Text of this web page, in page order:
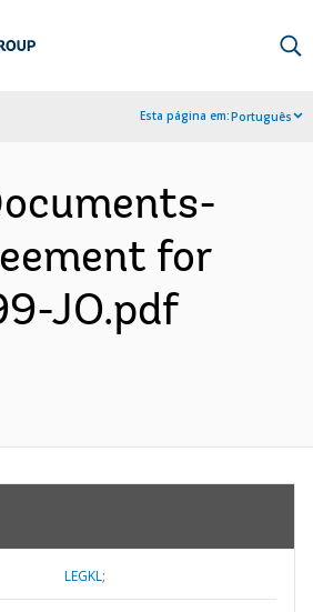
Esta página em:Português
for
JO.pdf
LEGKL;